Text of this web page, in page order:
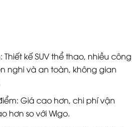
Thiết kế SUV thể thao, nhiều công
nghi và an toàn, không gian
Giá cao hơn, chi phí vận
hơn so với Wigo.